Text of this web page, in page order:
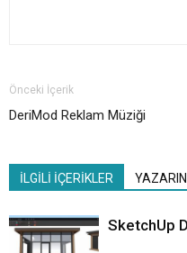
Önceki İçerik
DeriMod Reklam Müziği
İLGİLİ İÇERİKLER
SketchUp